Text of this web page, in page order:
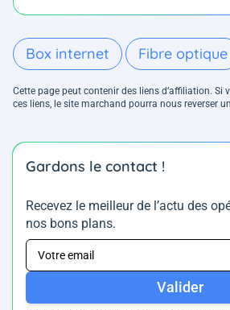
Box internet Fibre optique
Cette page peut contenir des liens d’affiliation. Si
ces liens, le site marchand pourra nous reverser
Gardons le contact !
Recevez le meilleur de l’actu des
nos bons plans.
Valider